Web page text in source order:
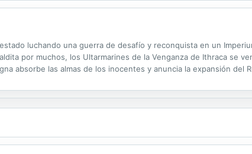
luchando una guerra de desafío y reconquista en un
por muchos, los Ultarmarines de la Venganza de Ithraca se
absorbe las almas de los inocentes y anuncia la expansión del